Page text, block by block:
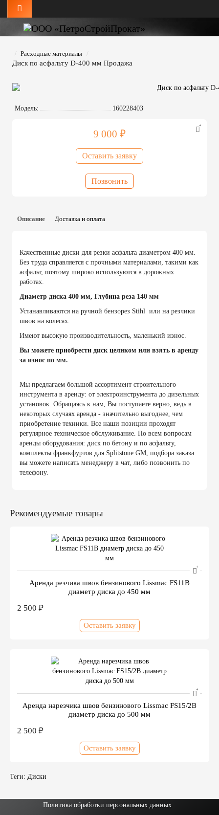
Расходные материалы
Диск по асфальту D-400 мм Продажа
Модель: 160228403
9 000 ₽
Оставить заявку
Позвонить
Описание Доставка и оплата
Качественные диски для резки асфальта диаметром 400 мм.
Без труда справляется с прочными материалами, такими как
асфальт, поэтому широко используются в дорожных
работах.
Диаметр диска 400 мм, Глубина реза 140 мм
Устанавливаются на ручной бензорез Stihl или на резчики
швов на колесах.
Имеют высокую производительность, маленький износ.
Вы можете приобрести диск целиком или взять в аренду
за износ по мм.
Мы предлагаем большой ассортимент строительного
инструмента в аренду: от электроинструмента до дизельных
установок. Обращаясь к нам, Вы поступаете верно, ведь в
некоторых случаях аренда - значительно выгоднее, чем
приобретение техники. Все наши позиции проходят
регулярное техническое обслуживание. По всем вопросам
аренды оборудования: диск по бетону и по асфальту,
комплекты франкфуртов для Splitstone GM, подбора заказа
вы можете написать менеджеру в чат, либо позвонить по
телефону.
Рекомендуемые товары
Аренда резчика швов бензинового Lissmac FS11B
диаметр диска до 450 мм
2 500 ₽
Оставить заявку
Аренда нарезчика швов бензинового Lissmac FS15/2B
диаметр диска до 500 мм
2 500 ₽
Оставить заявку
Теги: Диски
Политика обработки персональных данных